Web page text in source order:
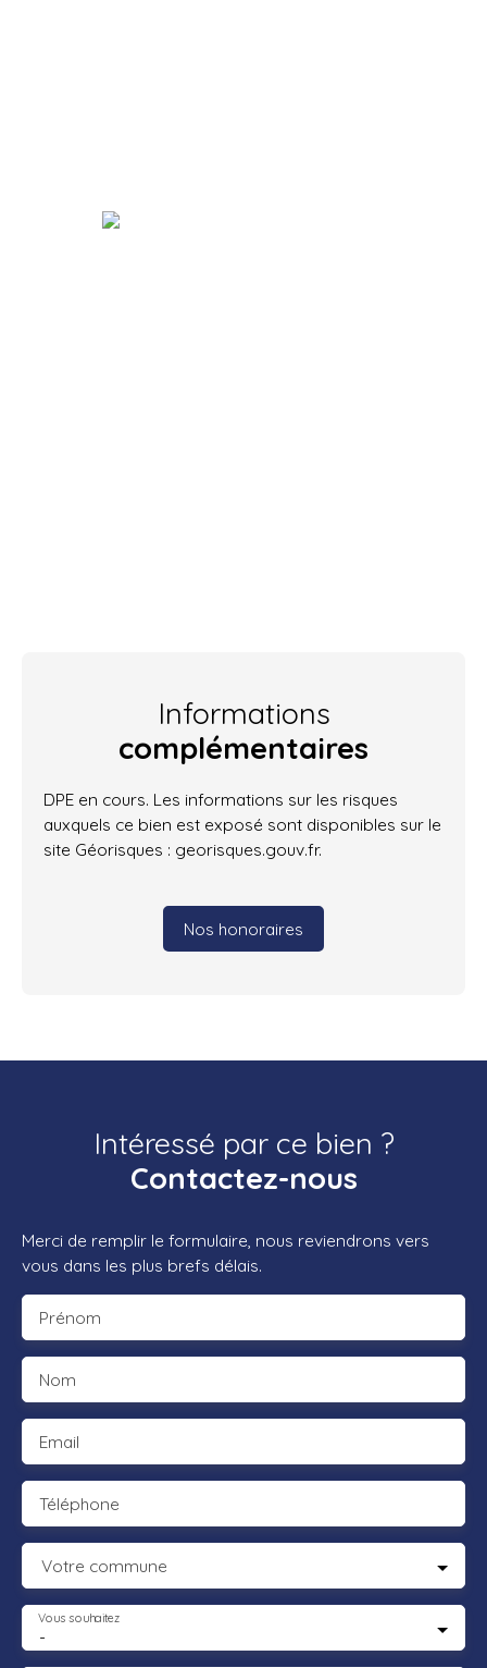
Informations
complémentaires
DPE en cours. Les informations sur les risques
auxquels ce bien est exposé sont disponibles sur le
site Géorisques : georisques.gouv.fr.
Nos honoraires
Intéressé par ce bien ?
Contactez-nous
Merci de remplir le formulaire, nous reviendrons vers
vous dans les plus brefs délais.
Prénom
Nom
Email
Téléphone
Votre commune
-
Vous souhaitez